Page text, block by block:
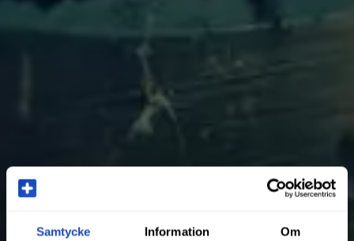
Samtycke Information Om